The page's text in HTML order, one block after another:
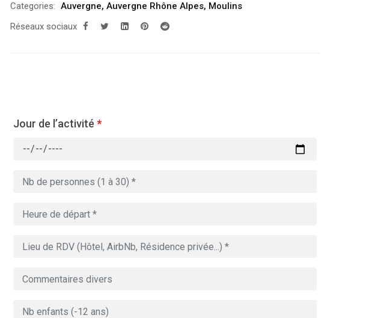
Categories: Auvergne, Auvergne Rhône Alpes, Moulins
Réseaux sociaux
Jour de l’activité *